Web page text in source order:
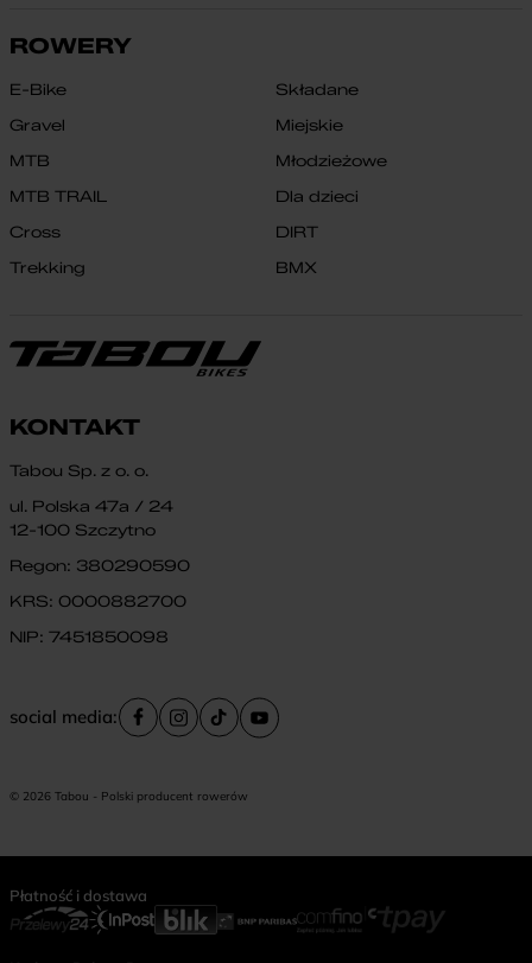
ROWERY
E-Bike
Gravel
MTB
MTB TRAIL
Cross
Trekking
Składane
Miejskie
Młodzieżowe
Dla dzieci
DIRT
BMX
KONTAKT
Tabou Sp. z o. o.
ul. Polska 47a / 24
12-100 Szczytno
Regon: 380290590
KRS: 0000882700
NIP: 7451850098
social media:
© 2026 Tabou - Polski producent rowerów
Płatność i dostawa